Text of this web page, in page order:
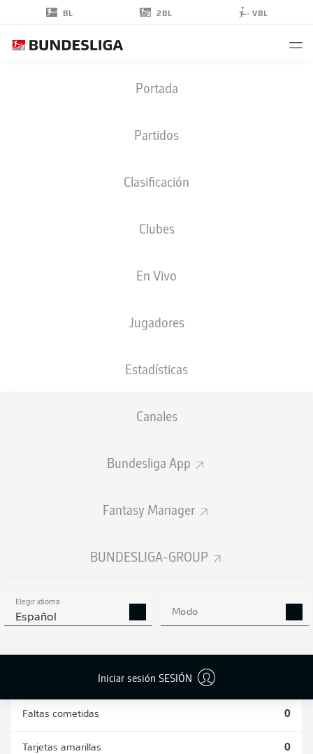
BL 2BL VBL
Portada
Partidos
Clasificación
Clubes
En Vivo
Jugadores
Estadísticas
Canales
Bundesliga App
Fantasy Manager
BUNDESLIGA-GROUP
Elegir idioma
Español Modo
Iniciar sesión SESIÓN
LAKENMACHER
10.05.2000
TAMAÑO
ESTADÍSTICAS
Faltas cometidas 0
Tarjetas amarillas 0